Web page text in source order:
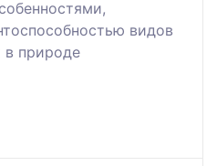
видов
в природе